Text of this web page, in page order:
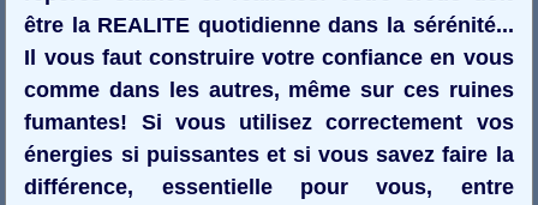
être la REALITE quotidienne dans la sérénité...
Il vous faut construire votre confiance en vous
comme dans les autres, même sur ces ruines
fumantes! Si vous utilisez correctement vos
énergies si puissantes et si vous savez faire la
différence, essentielle pour vous, entre